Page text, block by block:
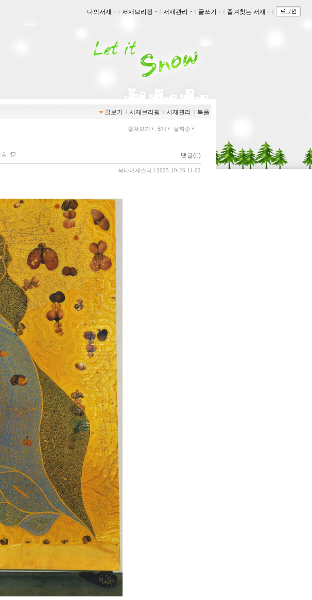
나의서재 ｌ 서재브리핑 ｌ 서재관리 ｌ 글쓰기 ｌ 즐겨찾는 서재 ｌ
글보기 ｌ 서재브리핑 ｌ 서재관리 ｌ 북플
펼쳐보기 5개 날짜순
술 댓글(0)
북다이제스터 l 2023-10-26 11:02